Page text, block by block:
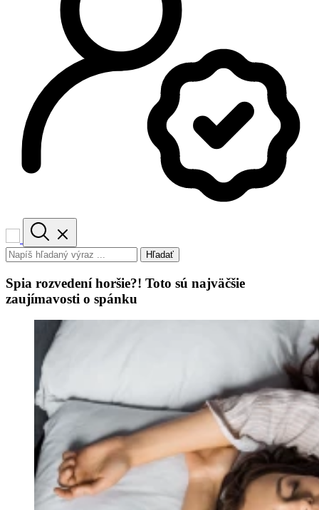
Hľadať
Spia rozvedení horšie?! Toto sú najväčšie
zaujímavosti o spánku